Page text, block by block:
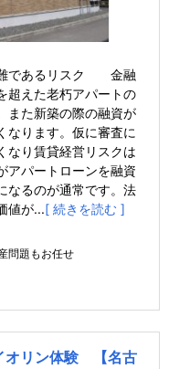
難であるリスク 金融
超えた老朽アパートの
また新築の際の融資が
なります。仮に審査に
なり賃貸経営リスクは
アパートローンを融資
なるのが通常です。法
値が...[ 続きを読む ]
問題もお任せ
オリン体験 【名古